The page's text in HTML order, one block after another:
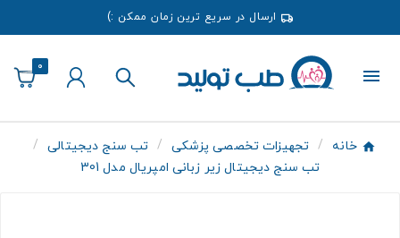
ارسال در سریع ترین زمان ممکن :)
0
خانه تجهیزات تخصصی پزشکی
تب سنج دیجیتالی
تب سنج دیجیتال زیر زبانی امپریال مدل 301